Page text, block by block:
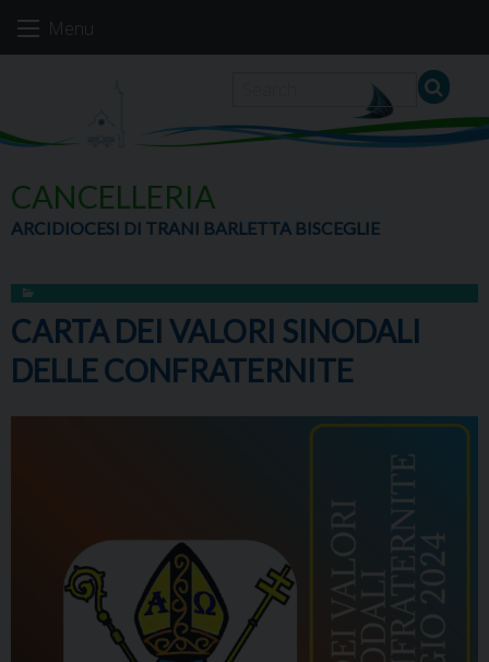
Menu
CANCELLERIA
ARCIDIOCESI DI TRANI BARLETTA BISCEGLIE
CARTA DEI VALORI SINODALI
DELLE CONFRATERNITE